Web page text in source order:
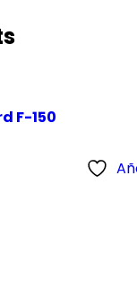
F-150